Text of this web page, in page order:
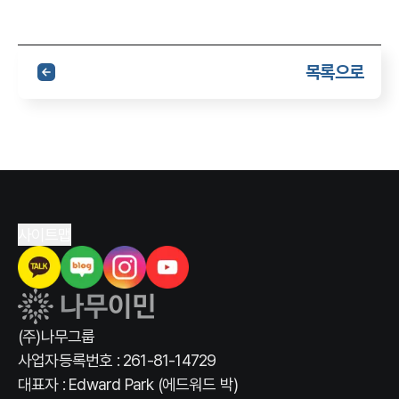
목록으로
(주)나무그룹
사업자등록번호 : 261-81-14729
대표자 : Edward Park (에드워드 박)